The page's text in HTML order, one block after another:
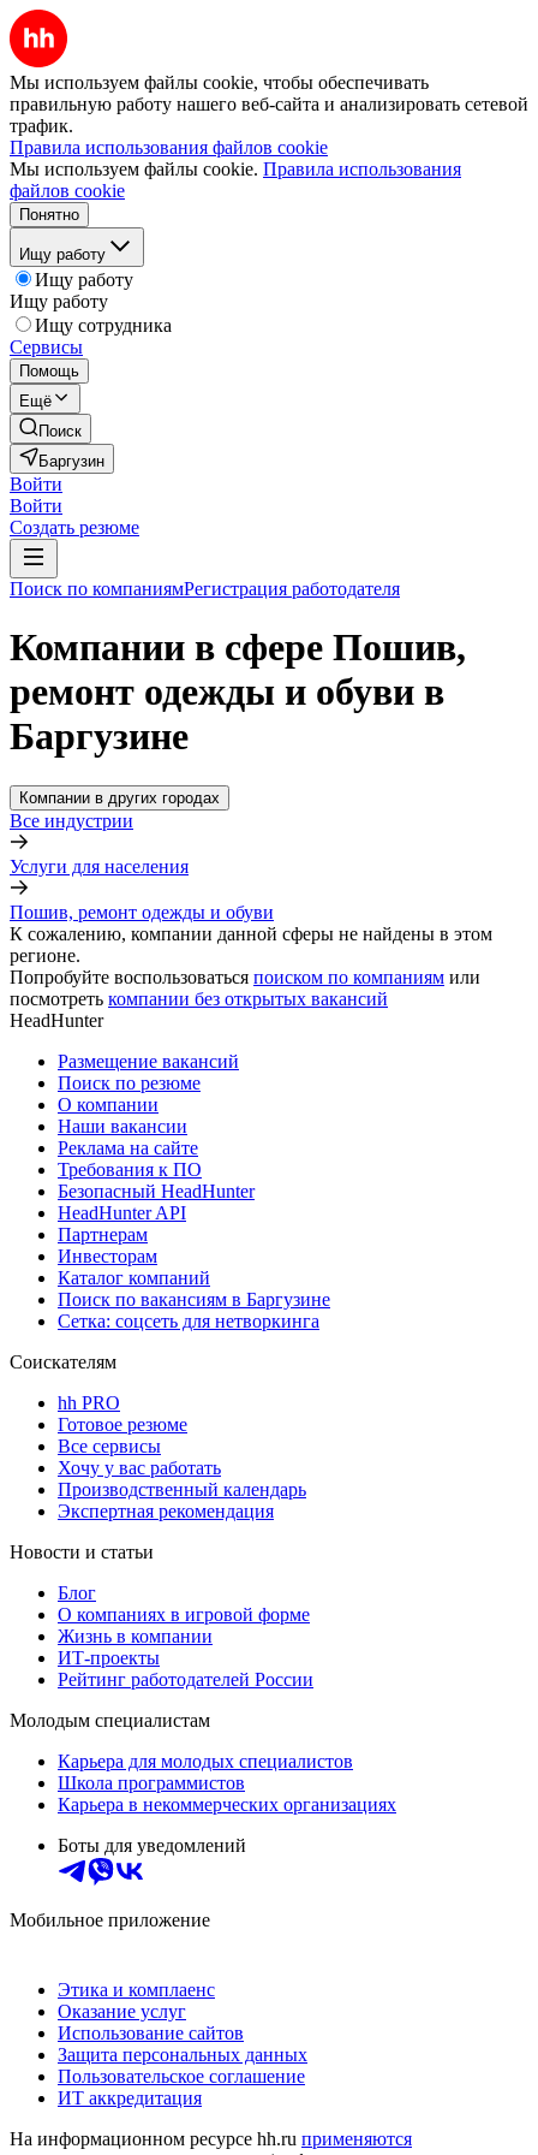
Мы используем файлы cookie, чтобы обеспечивать
правильную работу нашего веб-сайта и анализировать сетевой
трафик.
Правила использования файлов cookie
Мы используем файлы cookie. Правила использования
файлов cookie
Понятно
Ищу работу
Ищу работу
Ищу работу
Ищу сотрудника
Сервисы
Помощь
Ещё
Поиск
Баргузин
Войти
Войти
Создать резюме
Поиск по компаниямРегистрация работодателя
Компании в сфере Пошив,
ремонт одежды и обуви в
Баргузине
Компании в других городах
Все индустрии
Услуги для населения
Пошив, ремонт одежды и обуви
К сожалению, компании данной сферы не найдены в этом
регионе.
Попробуйте воспользоваться поиском по компаниям или
посмотреть компании без открытых вакансий
HeadHunter
Размещение вакансий
Поиск по резюме
О компании
Наши вакансии
Реклама на сайте
Требования к ПО
Безопасный HeadHunter
HeadHunter API
Партнерам
Инвесторам
Каталог компаний
Поиск по вакансиям в Баргузине
Сетка: соцсеть для нетворкинга
Соискателям
hh PRO
Готовое резюме
Все сервисы
Хочу у вас работать
Производственный календарь
Экспертная рекомендация
Новости и статьи
Блог
О компаниях в игровой форме
Жизнь в компании
ИТ-проекты
Рейтинг работодателей России
Молодым специалистам
Карьера для молодых специалистов
Школа программистов
Карьера в некоммерческих организациях
Боты для уведомлений
Мобильное приложение
Этика и комплаенс
Оказание услуг
Использование сайтов
Защита персональных данных
Пользовательское соглашение
ИТ аккредитация
На информационном ресурсе hh.ru применяются